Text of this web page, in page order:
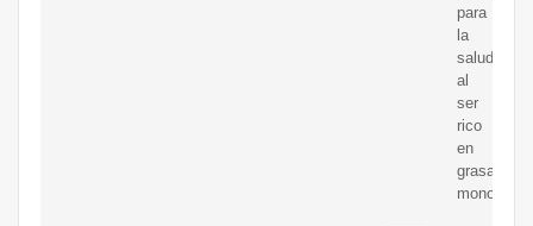
para
la
salud,
al
ser
rico
en
grasas